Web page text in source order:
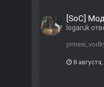
[SoC]
logaruk
8